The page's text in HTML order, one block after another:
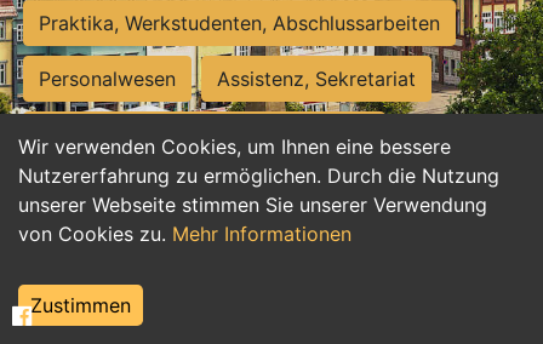
Wir verwenden Cookies, um Ihnen eine bessere
Nutzererfahrung zu ermöglichen. Durch die Nutzung
unserer Webseite stimmen Sie unserer Verwendung
von Cookies zu. Mehr Informationen
Zustimmen
Praktika, Werkstudenten, Abschlussarbeiten
Personalwesen Assistenz, Sekretariat
Hilfskräfte, Aushilfs- und Nebenjobs
Einkauf, Logistik, Materialwirtschaft
Weiterbildung, Studium, duale Ausbildung
Tourismus